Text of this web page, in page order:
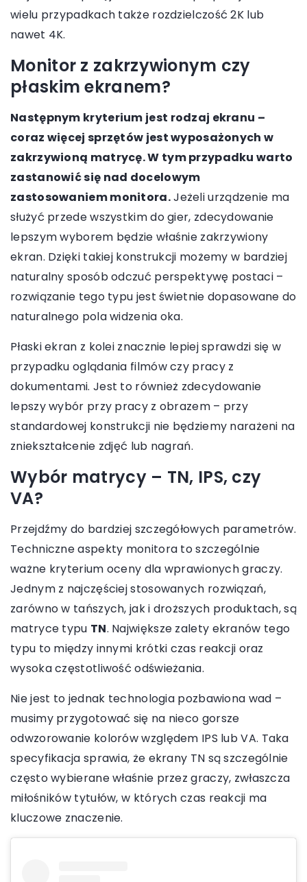
wielu przypadkach także rozdzielczość 2K lub
nawet 4K.
Monitor z zakrzywionym czy
płaskim ekranem?
Następnym kryterium jest rodzaj ekranu –
coraz więcej sprzętów jest wyposażonych w
zakrzywioną matrycę. W tym przypadku warto
zastanowić się nad docelowym
zastosowaniem monitora.Jeżeli urządzenie ma
służyć przede wszystkim do gier, zdecydowanie
lepszym wyborem będzie właśnie zakrzywiony
ekran. Dzięki takiej konstrukcji możemy w bardziej
naturalny sposób odczuć perspektywę postaci –
rozwiązanie tego typu jest świetnie dopasowane do
naturalnego pola widzenia oka.
Płaski ekran z kolei znacznie lepiej sprawdzi się w
przypadku oglądania filmów czy pracy z
dokumentami. Jest to również zdecydowanie
lepszy wybór przy pracy z obrazem – przy
standardowej konstrukcji nie będziemy narażeni na
zniekształcenie zdjęć lub nagrań.
Wybór matrycy – TN, IPS, czy
VA?
Przejdźmy do bardziej szczegółowych parametrów.
Techniczne aspekty monitora to szczególnie
ważne kryterium oceny dla wprawionych graczy.
Jednym z najczęściej stosowanych rozwiązań,
zarówno w tańszych, jak i droższych produktach, są
matryce typu TN. Największe zalety ekranów tego
typu to między innymi krótki czas reakcji oraz
wysoka częstotliwość odświeżania.
Nie jest to jednak technologia pozbawiona wad –
musimy przygotować się na nieco gorsze
odwzorowanie kolorów względem IPS lub VA. Taka
specyfikacja sprawia, że ekrany TN są szczególnie
często wybierane właśnie przez graczy, zwłaszcza
miłośników tytułów, w których czas reakcji ma
kluczowe znaczenie.